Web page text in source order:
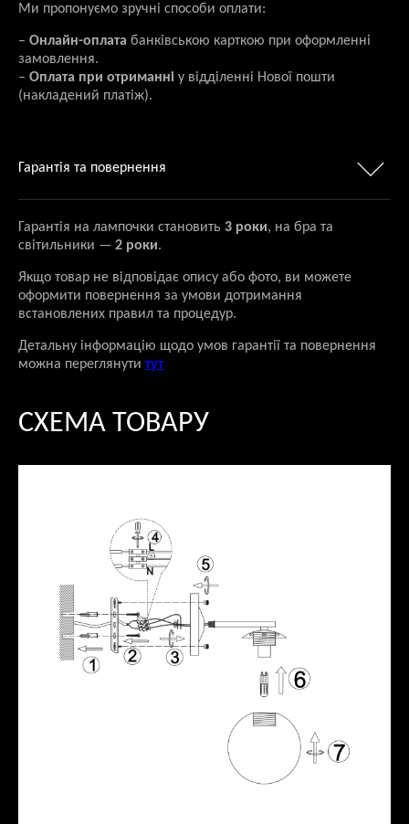
Ми пропонуємо зручні способи оплати:
– Онлайн-оплата банківською карткою при оформленні
замовлення.
– Оплата при отриманні у відділенні Нової пошти
(накладений платіж).
Гарантія та повернення
Гарантія на лампочки становить 3 роки, на бра та
світильники — 2 роки.
Якщо товар не відповідає опису або фото, ви можете
оформити повернення за умови дотримання
встановлених правил та процедур.
Детальну інформацію щодо умов гарантії та повернення
можна переглянути тут
СХЕМА ТОВАРУ